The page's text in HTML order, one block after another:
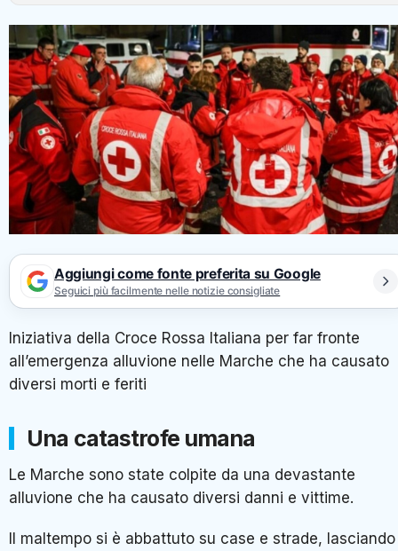
Aggiungi come fonte preferita su Google
Seguici più facilmente nelle notizie consigliate
Iniziativa della Croce Rossa Italiana per far fronte
all’emergenza alluvione nelle Marche che ha causato
diversi morti e feriti
Una catastrofe umana
Le Marche sono state colpite da una devastante
alluvione che ha causato diversi danni e vittime.
Il maltempo si è abbattuto su case e strade, lasciando